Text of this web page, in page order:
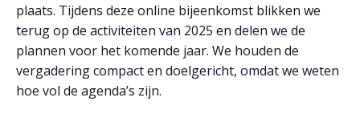
plaats. Tijdens deze online bijeenkomst blikken we
terug op de activiteiten van 2025 en delen we de
plannen voor het komende jaar. We houden de
vergadering compact en doelgericht, omdat we weten
hoe vol de agenda’s zijn.